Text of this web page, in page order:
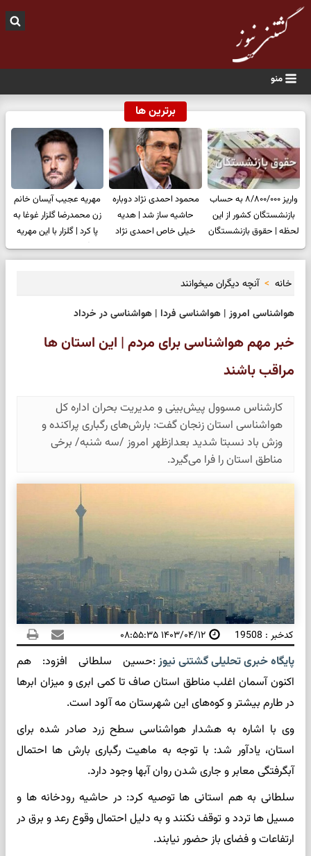
منو
برترین ها
واریز ۸/۸۰۰/۰۰۰ به‌ حساب
بازنشستگان کشور از این
لحظه | حقوق بازنشستگان
در 26 تیرماه تغییر کرد
محمود احمدی نژاد دوباره
حاشیه ساز شد | هدیه
خیلی خاص احمدی نژاد
جنجالی شد
مهریه عجیب آیسان خانم
زن محمدرضا گلزار غوغا به
پا کرد | گلزار با این مهریه
سنگین خودش را بدبخت
کرد
خانه
آنچه دیگران میخوانند
هواشناسی امروز | هواشناسی فردا | هواشناسی در خرداد
خبر مهم هواشناسی برای مردم | این استان ها
مراقب باشند
کارشناس مسوول پیش‌بینی و مدیریت بحران اداره کل
هواشناسی استان زنجان گفت: بارش‌های رگباری پراکنده و
وزش باد نسبتا شدید بعدازظهر امروز /سه شنبه/ برخی
مناطق استان را فرا می‌گیرد.
کدخبر : 19508 ۱۴۰۳/۰۴/۱۲ ۰۸:۵۵:۳۵
پایگاه خبری تحلیلی گشتنی نیوز:حسین سلطانی افزود: هم
اکنون آسمان اغلب مناطق استان صاف تا کمی ابری و میزان ابرها
در طارم بیشتر و کوه‌های این شهرستان مه آلود است.
وی با اشاره به هشدار هواشناسی سطح زرد صادر شده برای
استان، یادآور شد: با توجه به ماهیت رگباری بارش ها احتمال
آبگرفتگی معابر و جاری شدن روان آبها وجود دارد.
سلطانی به هم استانی ها توصیه کرد: در حاشیه رودخانه ها و
مسیل ها تردد و توقف نکنند و به دلیل احتمال وقوع رعد و برق در
ارتفاعات و فضای باز حضور نیابند.